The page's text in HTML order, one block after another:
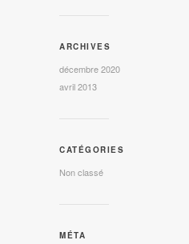
ARCHIVES
décembre 2020
avril 2013
CATÉGORIES
Non classé
MÉTA